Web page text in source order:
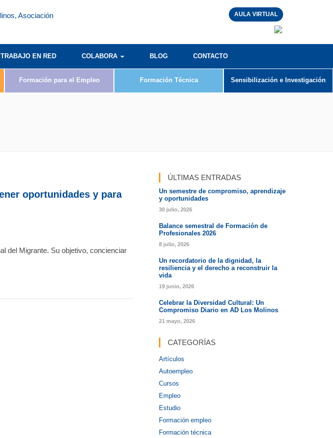
AULA VIRTUAL
TRABAJO EN RED COLABORA BLOG CONTACTO
Formación para el Empleo Formación Técnica Sensibilización e Investigación
oportunidades y para
del Migrante. Su objetivo, concienciar
ÚLTIMAS ENTRADAS
Un semestre de compromiso, aprendizaje
y oportunidades
30 julio, 2026
Balance semestral de Formación de
Profesionales 2026
8 julio, 2026
Un recordatorio de la dignidad, la
resiliencia y el derecho a reconstruir la
vida
19 junio, 2026
Celebrar la Diversidad Cultural: Un
Compromiso Diario en AD Los Molinos
21 mayo, 2026
CATEGORÍAS
Artículos
Autoempleo
Cursos
Empleo
Estudio
Formación empleo
Formación técnica